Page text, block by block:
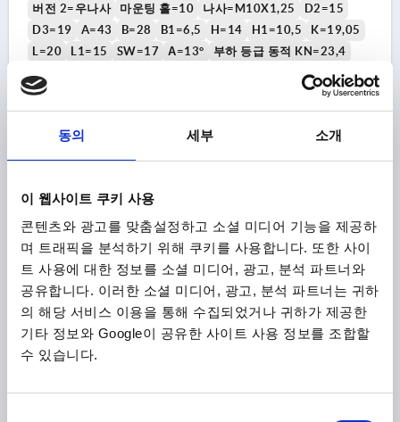
동의 세부 소개
이 웹사이트 쿠키 사용
콘텐츠와 광고를 맞춤설정하고 소셜 미디어 기능을 제공하
며 트래픽을 분석하기 위해 쿠키를 사용합니다. 또한 사이
트 사용에 대한 정보를 소셜 미디어, 광고, 분석 파트너와
공유합니다. 이러한 소셜 미디어, 광고, 분석 파트너는 귀하
의 해당 서비스 이용을 통해 수집되었거나 귀하가 제공한
기타 정보와 Google이 공유한 사이트 사용 정보를 조합할
수 있습니다.
버전 2=우나사 마운팅 홀=10 나사=M10X1,25
D2=15
D3=19
A=43 B=28 B1=6,5 H=14 H1=10,5
K=19,05
L=20
L1=15 SW=17 Α=13°
부하 등급 동적 KN=23,4
주문 번호:
₩38,160
부가세 별도
K0719
른손잡이 나사, D=12, 쾌삭강 광택 처리, 구성 요소:롤러 베어